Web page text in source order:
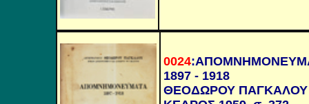
0024:
1897 - 1918
ΘΕΟΔΩΡΟΥ ΠΑΓΚΑΛΟΥ